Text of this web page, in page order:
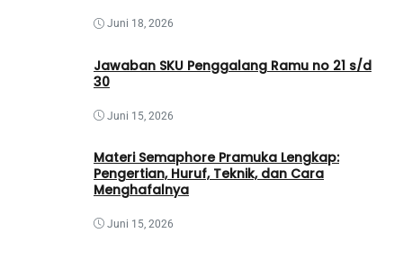
Juni 18, 2026
Jawaban SKU Penggalang Ramu no 21 s/d
30
Juni 15, 2026
Materi Semaphore Pramuka Lengkap:
Pengertian, Huruf, Teknik, dan Cara
Menghafalnya
Juni 15, 2026